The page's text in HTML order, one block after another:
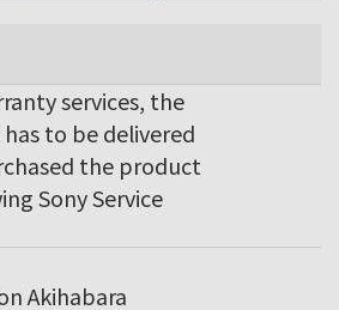
services, the
to be delivered
the product
Sony Service
Akihabara